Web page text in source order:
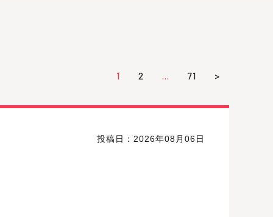
1 2 … 71 >
投稿日：2026年08月06日